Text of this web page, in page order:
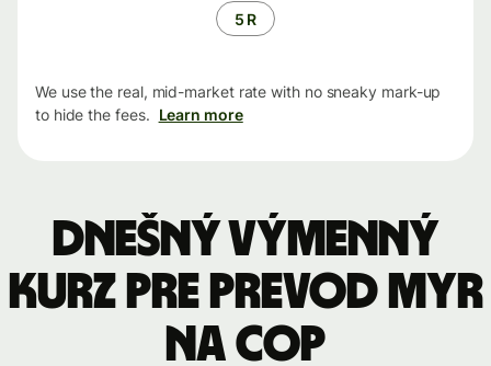
5 R
We use the real, mid-market rate with no sneaky mark-up
to hide the fees. Learn more
Dnešný výmenný
kurz pre prevod MYR
na COP